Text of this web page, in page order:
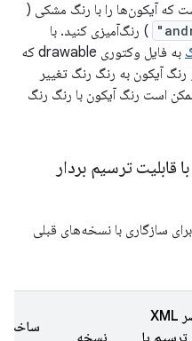
که آیکون‌ها را با رنگ مشکی (
) رنگ‌آمیزی کنید. با
به فایل وکتوری drawable که
آیکون به رنگ رنگ تغییر
است رنگ آیکون با رنگ رنگ
قابلیت ترسیم بردار
سازگاری با نسخه‌های قبلی
عناصر XML
ترسیم با
نسخه
ساخت